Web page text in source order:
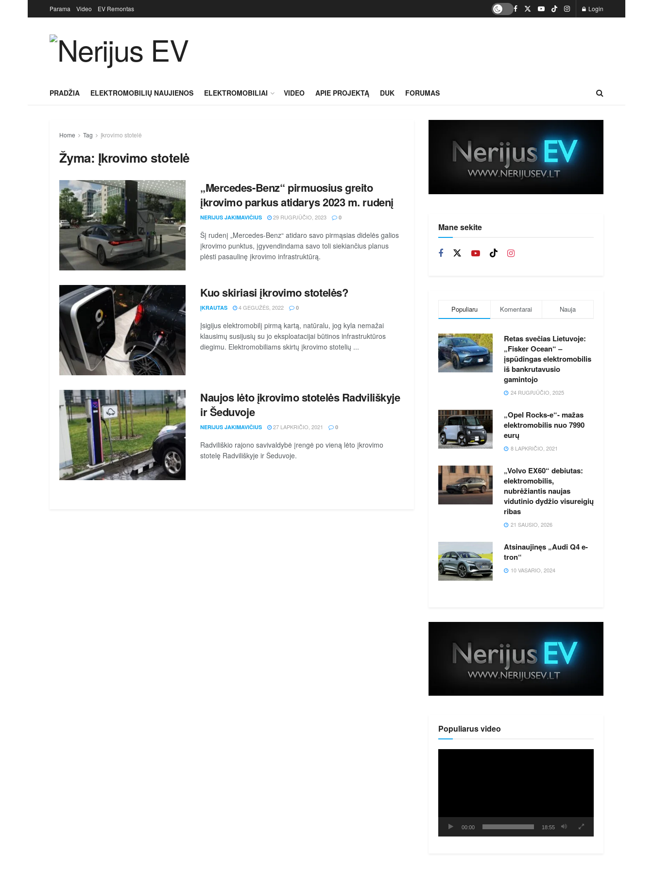
Parama Video EV Remontas Login
PRADŽIA ELEKTROMOBILIŲ NAUJIENOS ELEKTROMOBILIAI VIDEO APIE PROJEKTĄ DUK FORUMAS
Home Tag Įkrovimo stotelė
Žyma: Įkrovimo stotelė
„Mercedes-Benz“ pirmuosius greito
įkrovimo parkus atidarys 2023 m. rudenį
NERIJUS JAKIMAVIČIUS 29 RUGPJŪČIO, 2023 0
Šį rudenį „Mercedes-Benz“ atidaro savo pirmąsias didelės galios
įkrovimo punktus, įgyvendindama savo toli siekiančius planus
plėsti pasaulinę įkrovimo infrastruktūrą.
Kuo skiriasi įkrovimo stotelės?
ĮKRAUTAS 4 GEGUŽĖS, 2022 0
Įsigijus elektromobilį pirmą kartą, natūralu, jog kyla nemažai
klausimų susijusių su jo eksploatacijai būtinos infrastruktūros
diegimu. Elektromobiliams skirtų įkrovimo stotelių ...
Naujos lėto įkrovimo stotelės Radviliškyje
ir Šeduvoje
NERIJUS JAKIMAVIČIUS 27 LAPKRIČIO, 2021 0
Radviliškio rajono savivaldybė įrengė po vieną lėto įkrovimo
stotelę Radviliškyje ir Šeduvoje.
Mane sekite
Populiaru Komentarai Nauja
Retas svečias Lietuvoje:
„Fisker Ocean“ –
įspūdingas elektromobilis
iš bankrutavusio
gamintojo
24 RUGPJŪČIO, 2025
„Opel Rocks-e“- mažas
elektromobilis nuo 7990
eurų
8 LAPKRIČIO, 2021
„Volvo EX60“ debiutas:
elektromobilis,
nubrėžiantis naujas
vidutinio dydžio visureigių
ribas
21 SAUSIO, 2026
Atsinaujinęs „Audi Q4 e-
tron“
10 VASARIO, 2024
Populiarus video
00:00 18:55